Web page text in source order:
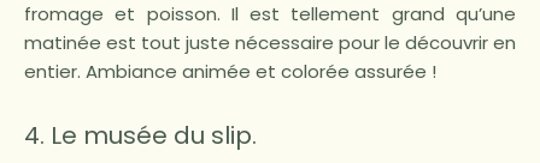
fromage et poisson. Il est tellement grand qu’une
matinée est tout juste nécessaire pour le découvrir en
entier. Ambiance animée et colorée assurée !
4. Le musée du slip.